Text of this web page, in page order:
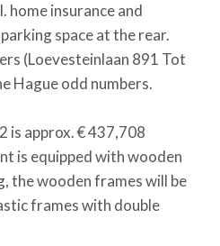
home insurance and
space at the rear.
(Loevesteinlaan 891 Tot
Hague odd numbers.
is approx. € 437,708
is equipped with wooden
the wooden frames will be
frames with double